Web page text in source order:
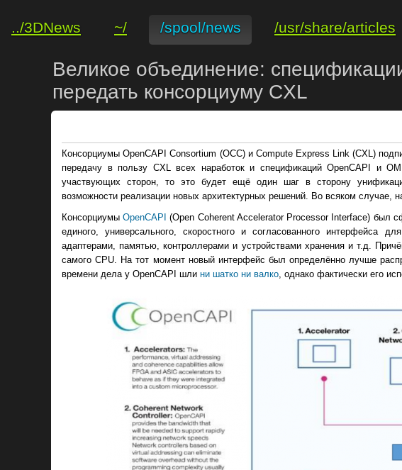
../3DNews ~/ /spool/news /usr/share/articles
Великое объединение:
передать консорциуму CXL
Консорциумы OpenCAPI Consortium (OCC) и Compute Express Link (CXL)
передачу в пользу CXL всех наработок и спецификаций OpenCAPI и
участвующих сторон, то это будет ещё один шаг в сторону
возможности реализации новых архитектурных решений. Во всяком случае,
КонсорциумыOpenCAPI (Open Coherent Accelerator Processor Interface) был
единого, универсального, скоростного и согласованного интерфейса
адаптерами, памятью, контроллерами и устройствами хранения и т.д.
самого CPU. На тот момент новый интерфейс был определённо лучше
времени дела у OpenCAPI шли ни шатко ни валко, однако фактически его